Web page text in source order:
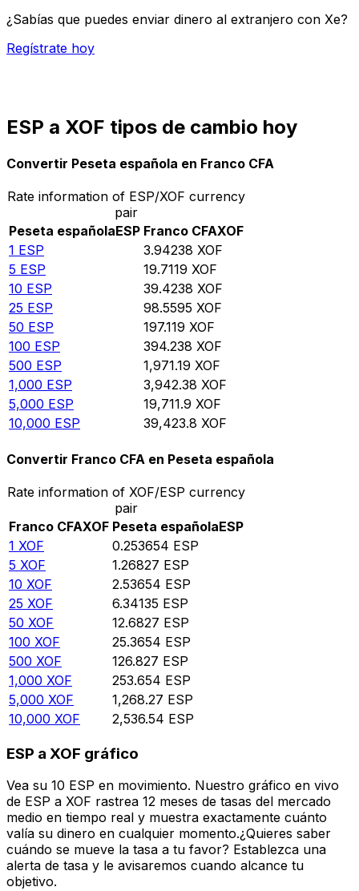
¿Sabías que puedes enviar dinero al extranjero con Xe?
Regístrate hoy
ESP a XOF tipos de cambio hoy
Convertir Peseta española en Franco CFA
Rate information of ESP/XOF currency
pair
Peseta españolaESP Franco CFAXOF
1 ESP 3.94238 XOF
5 ESP 19.7119 XOF
10 ESP 39.4238 XOF
25 ESP 98.5595 XOF
50 ESP 197.119 XOF
100 ESP 394.238 XOF
500 ESP 1,971.19 XOF
1,000 ESP 3,942.38 XOF
5,000 ESP 19,711.9 XOF
10,000 ESP 39,423.8 XOF
Convertir Franco CFA en Peseta española
Rate information of XOF/ESP currency
pair
Franco CFAXOF Peseta españolaESP
1 XOF 0.253654 ESP
5 XOF 1.26827 ESP
10 XOF 2.53654 ESP
25 XOF 6.34135 ESP
50 XOF 12.6827 ESP
100 XOF 25.3654 ESP
500 XOF 126.827 ESP
1,000 XOF 253.654 ESP
5,000 XOF 1,268.27 ESP
10,000 XOF 2,536.54 ESP
ESP a XOF gráfico
Vea su 10 ESP en movimiento. Nuestro gráfico en vivo
de ESP a XOF rastrea 12 meses de tasas del mercado
medio en tiempo real y muestra exactamente cuánto
valía su dinero en cualquier momento.¿Quieres saber
cuándo se mueve la tasa a tu favor? Establezca una
alerta de tasa y le avisaremos cuando alcance tu
objetivo.